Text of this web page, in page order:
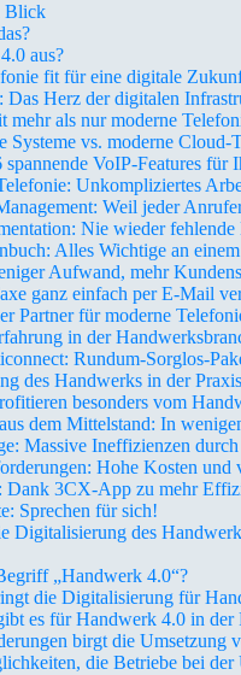
Blick
aus?
fit für eine digitale
Das Herz der digitalen
mehr als nur moderne
Systeme vs. moderne
VoIP-Features für
Unkompliziertes
Weil jeder
Nie wieder fehlende
Alles Wichtige an
Aufwand, mehr
ganz einfach per E-Mail
Partner für moderne
in der
Rundum-Sorglos-
des Handwerks in der Praxis
besonders vom
dem Mittelstand: In
Massive Ineffizienzen
Hohe Kosten und
Dank 3CX-App zu mehr
Sprechen für sich!
Digitalisierung des
„Handwerk 4.0“?
die Digitalisierung für
es für Handwerk 4.0 in der
birgt die Umsetzung
die Betriebe bei